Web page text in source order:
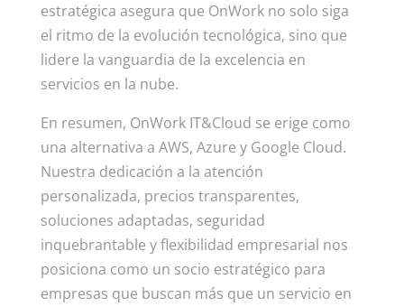
estratégica asegura que OnWork no solo siga
el ritmo de la evolución tecnológica, sino que
lidere la vanguardia de la excelencia en
servicios en la nube.
En resumen, OnWork IT&Cloud se erige como
una alternativa a AWS, Azure y Google Cloud.
Nuestra dedicación a la atención
personalizada, precios transparentes,
soluciones adaptadas, seguridad
inquebrantable y flexibilidad empresarial nos
posiciona como un socio estratégico para
empresas que buscan más que un servicio en